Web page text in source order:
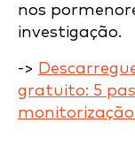
nos
investigação.
->
gratuito: 5